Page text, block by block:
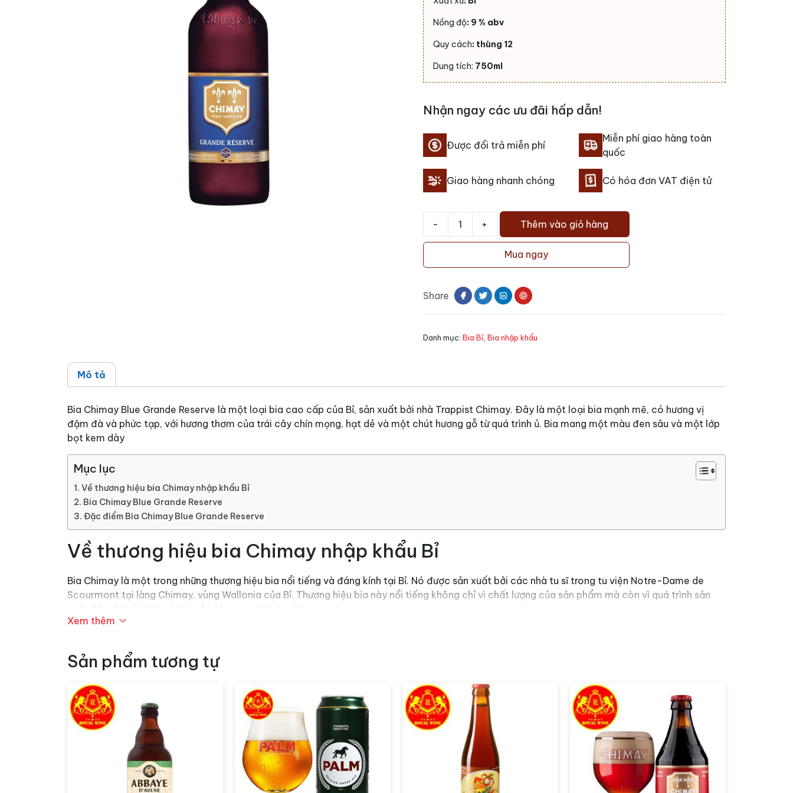
Nồng độ: 9 % abv
Quy cách: thùng 12
Dung tích: 750ml
Nhận ngay các ưu đãi hấp dẫn!
Được đổi trả miễn phí
Miễn phí giao hàng toàn
quốc
Giao hàng nhanh chóng Có hóa đơn VAT điện tử
-
Chimay
Reserve
số
lượng
+ Thêm vào giỏ hàng
Mua ngay
Share
Danh mục: Bia Bỉ, Bia nhập khẩu
Mô tả
Bia Chimay Blue Grande Reserve là một loại bia cao cấp của Bỉ, sản xuất bởi nhà Trappist Chimay. Đây là một loại bia mạnh mẽ, có hương vị
đậm đà và phức tạp, với hương thơm của trái cây chín mọng, hạt dẻ và một chút hương gỗ từ quá trình ủ. Bia mang một màu đen sâu và một lớp
bọt kem dày
Mục lục
Về thương hiệu bia Chimay nhập khẩu Bỉ
Bia Chimay Blue Grande Reserve
Đặc điểm Bia Chimay Blue Grande Reserve
Về thương hiệu bia Chimay nhập khẩu Bỉ
Bia Chimay là một trong những thương hiệu bia nổi tiếng và đáng kính tại Bỉ. Nó được sản xuất bởi các nhà tu sĩ trong tu viện Notre-Dame de
Scourmont tại làng Chimay, vùng Wallonia của Bỉ. Thương hiệu bia này nổi tiếng không chỉ vì chất lượng của sản phẩm mà còn vì quá trình sản
xuất độc đáo và lịch sử sâu sắc liên quan đến tu viện.
Xem thêm
Sản phẩm tương tự